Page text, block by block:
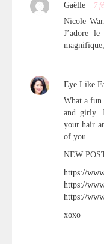
Gaëlle 7
Nicole
J’adore
Eye Like
What a fun
and girly.
your hair
of you.
NEW
https://
https://
https://
xoxo